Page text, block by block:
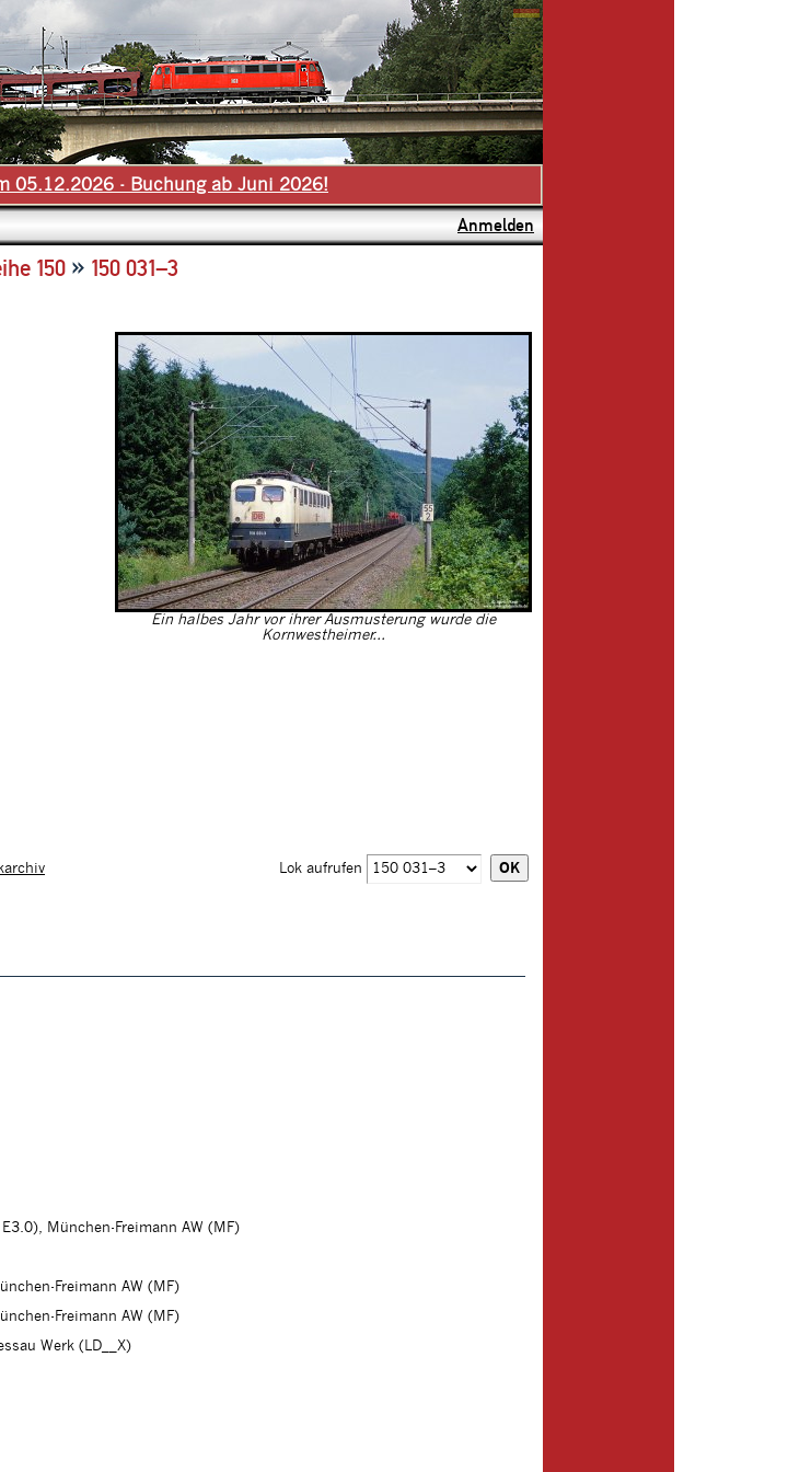
05.12.2026 - Buchung ab Juni 2026!
Anmelden
150 » 150 031–3
Ein halbes Jahr vor ihrer Ausmusterung wurde die
Kornwestheimer...
Lok aufrufen
München-Freimann AW (MF)
Freimann AW (MF)
Freimann AW (MF)
Werk (LD__X)